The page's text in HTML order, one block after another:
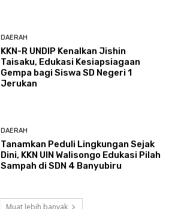
DAERAH
KKN-R UNDIP Kenalkan Jishin
Taisaku, Edukasi Kesiapsiagaan
Gempa bagi Siswa SD Negeri 1
Jerukan
DAERAH
Tanamkan Peduli Lingkungan Sejak
Dini, KKN UIN Walisongo Edukasi Pilah
Sampah di SDN 4 Banyubiru
Muat lebih banyak